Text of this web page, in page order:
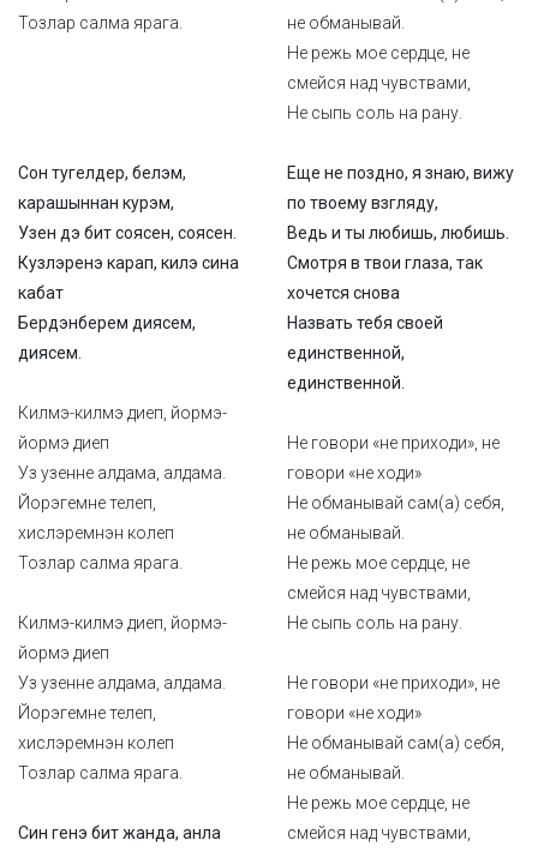
Тозлар салма ярага.
не обманывай.
Не режь мое сердце, не
смейся над чувствами,
Не сыпь соль на рану.
Сон тугелдер, белэм,
карашыннан курэм,
Узен дэ бит соясен, соясен.
Кузлэренэ карап, килэ сина
кабат
Бердэнберем диясем,
диясем.
Килмэ-килмэ диеп, йормэ-
йормэ диеп
Уз узенне алдама, алдама.
Йорэгемне телеп,
хислэремнэн колеп
Тозлар салма ярага.
Килмэ-килмэ диеп, йормэ-
йормэ диеп
Уз узенне алдама, алдама.
Йорэгемне телеп,
хислэремнэн колеп
Тозлар салма ярага.
Син генэ бит жанда, анла
Еще не поздно, я знаю, вижу
по твоему взгляду,
Ведь и ты любишь, любишь.
Смотря в твои глаза, так
хочется снова
Назвать тебя своей
единственной,
единственной.
Не говори «не приходи», не
говори «не ходи»
Не обманывай сам(а) себя,
не обманывай.
Не режь мое сердце, не
смейся над чувствами,
Не сыпь соль на рану.
Не говори «не приходи», не
говори «не ходи»
Не обманывай сам(а) себя,
не обманывай.
Не режь мое сердце, не
смейся над чувствами,